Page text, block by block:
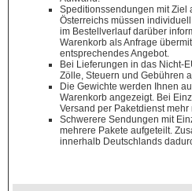
Speditionssendungen mit Ziel
Österreichs müssen
im Bestellverlauf darüber
Warenkorb als Anfrage
entsprechendes Angebot.
Bei Lieferungen in das Nicht-
Zölle, Steuern und Gebühren
Die Gewichte werden Ihnen
Warenkorb angezeigt. Bei
Versand per Paketdienst mehr
Schwerere Sendungen mit
mehrere Pakete aufgeteilt.
innerhalb Deutschlands